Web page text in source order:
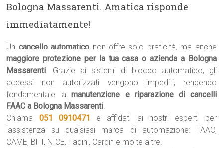
Bologna Massarenti. Amatica risponde
immediatamente!
Un cancello automatico non offre solo praticità, ma anche
maggiore protezione per la tua casa o azienda a Bologna
Massarenti. Grazie ai sistemi di blocco automatico, gli
accessi non autorizzati vengono impediti, rendendo
fondamentale lamanutenzione e riparazione di cancelli
FAAC a Bologna Massarenti.
Chiama 051 0910471
e affidati ai nostri esperti per
lassistenza su qualsiasi marca di automazione: FAAC,
CAME, BFT, NICE, Fadini, Cardin e molte altre.